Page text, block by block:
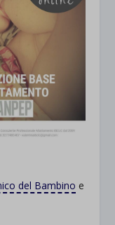
del Bambino e